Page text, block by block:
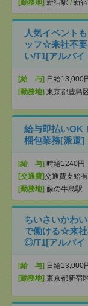
[勤務地] 新宿駅 / 新
人気イベント
ッフ☆来社不
い/T1[アルバイ
[給 与] 日給13,000
[勤務地] 東京都豊島
給与即払いOK
梱包業務[派遣]
[給 与] 時給1240円
[交通費]交通費支給有
[勤務地] 藤の牛島駅
ちいさいかわ
で働ける☆来社
◎/T1[アルバイ
[給 与] 日給13,000
[勤務地] 東京都新宿